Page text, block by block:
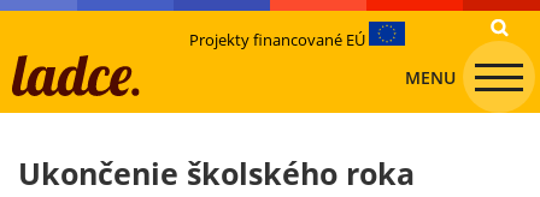
Projekty financované EÚ
MENU
Ukončenie školského roka